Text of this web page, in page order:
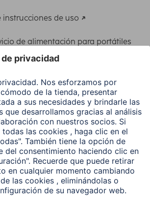
instrucciones de uso
de alimentación para portátiles
Mundo